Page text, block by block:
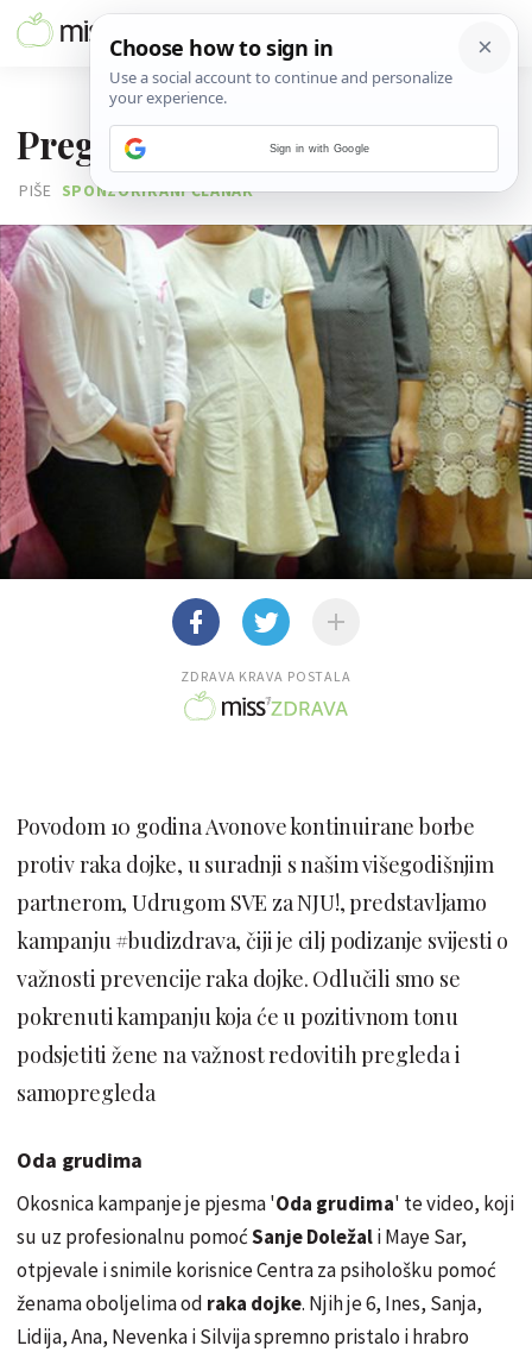
Pregledaj se i budi zdrava!
PIŠE SPONZORIRANI ČLANAK
ZDRAVA KRAVA POSTALA
Povodom 10 godina Avonove kontinuirane borbe
protiv raka dojke, u suradnji s našim višegodišnjim
partnerom, Udrugom SVE za NJU!, predstavljamo
kampanju #budizdrava, čiji je cilj podizanje svijesti o
važnosti prevencije raka dojke. Odlučili smo se
pokrenuti kampanju koja će u pozitivnom tonu
podsjetiti žene na važnost redovitih pregleda i
samopregleda
Oda grudima
Okosnica kampanje je pjesma 'Oda grudima' te video, koji
su uz profesionalnu pomoćSanje Doležali Maye Sar,
otpjevale i snimile korisnice Centra za psihološku pomoć
ženama oboljelima od raka dojke. Njih je 6, Ines, Sanja,
Lidija, Ana, Nevenka i Silvija spremno pristalo i hrabro
Sign in with Google